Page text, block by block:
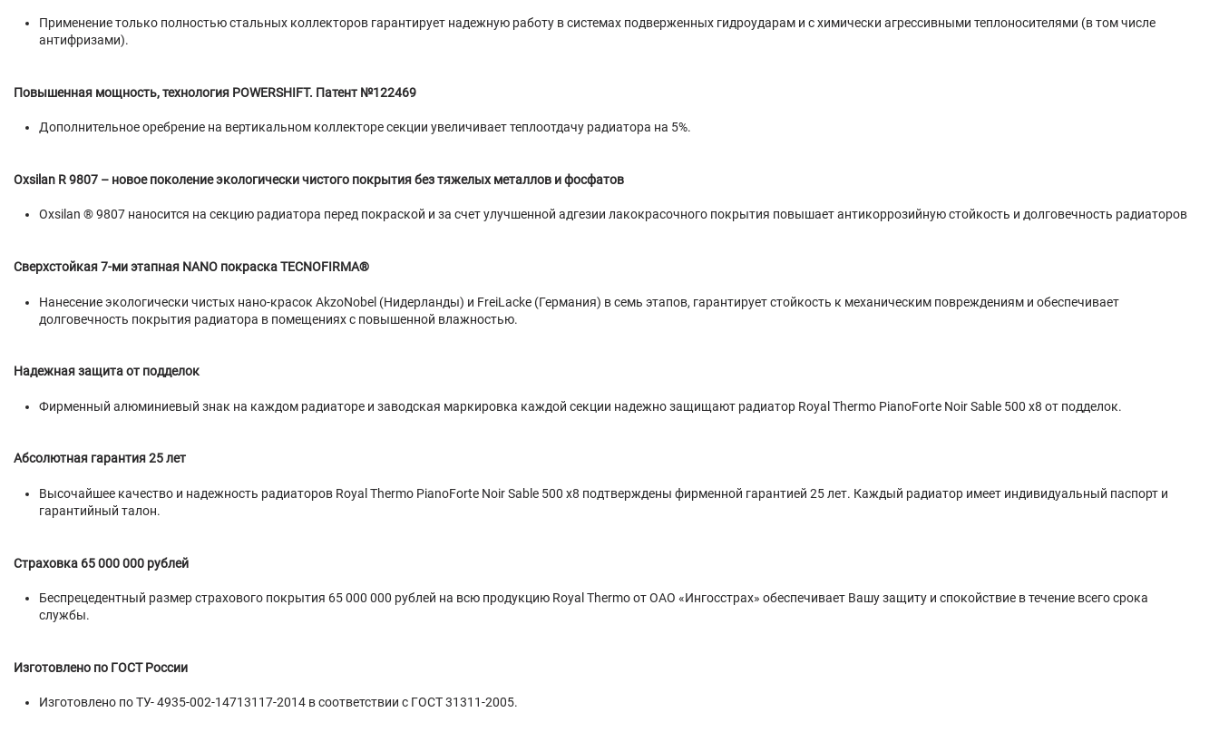
Применение только полностью стальных коллекторов гарантирует надежную работу в системах подверженных гидроударам и с химически агрессивными теплоносителями (в том числе
антифризами).
Повышенная мощность, технология POWERSHIFT. Патент №122469
Дополнительное оребрение на вертикальном коллекторе секции увеличивает теплоотдачу радиатора на 5%.
Oxsilan R 9807 – новое поколение экологически чистого покрытия без тяжелых металлов и фосфатов
Oxsilan ® 9807 наносится на секцию радиатора перед покраской и за счет улучшенной адгезии лакокрасочного покрытия повышает антикоррозийную стойкость и долговечность радиаторов
Сверхстойкая 7-ми этапная NANO покраска TECNOFIRMA®
Нанесение экологически чистых нано-красок AkzoNobel (Нидерланды) и FreiLacke (Германия) в семь этапов, гарантирует стойкость к механическим повреждениям и обеспечивает
долговечность покрытия радиатора в помещениях с повышенной влажностью.
Надежная защита от подделок
Фирменный алюминиевый знак на каждом радиаторе и заводская маркировка каждой секции надежно защищают радиатор Royal Thermo PianoForte Noir Sable 500 x8 от подделок.
Абсолютная гарантия 25 лет
Высочайшее качество и надежность радиаторов Royal Thermo PianoForte Noir Sable 500 x8 подтверждены фирменной гарантией 25 лет. Каждый радиатор имеет индивидуальный паспорт и
гарантийный талон.
Страховка 65 000 000 рублей
Беспрецедентный размер страхового покрытия 65 000 000 рублей на всю продукцию Royal Thermo от ОАО «Ингосстрах» обеспечивает Вашу защиту и спокойствие в течение всего срока
службы.
Изготовлено по ГОСТ России
Изготовлено по ТУ- 4935-002-14713117-2014 в соответствии с ГОСТ 31311-2005.